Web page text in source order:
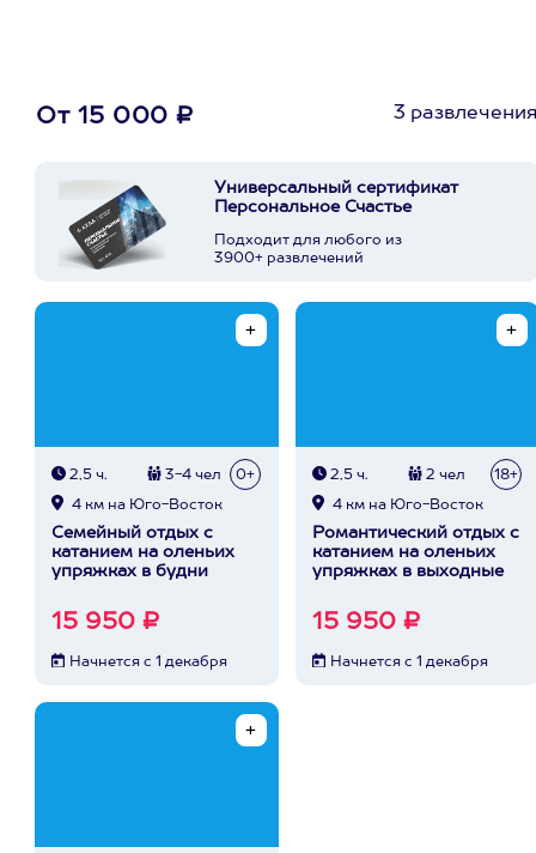
От 15 000 ₽ 3
Универсальный сертификат
Персональное Счастье
Подходит для любого из
3900+ развлечений
2,5 ч. 3-4 чел 0+
4 км на Юго-Восток
Семейный отдых с
катанием на оленьих
упряжках в будни
15 950 ₽
Начнется с 1 декабря
2,5 ч. 2 чел 18+
4 км на Юго-Восток
Романтический отдых с
катанием на оленьих
упряжках в выходные
15 950 ₽
Начнется с 1 декабря